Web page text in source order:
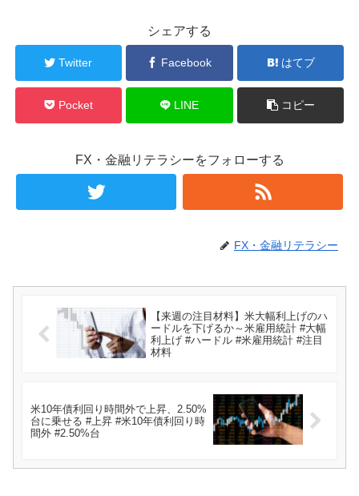
シェアする
Twitter Facebook はてブ
Pocket LINE コピー
FX・金融リテラシーをフォローする
FX・金融リテラシー
【来週の注目材料】米大幅利上げのハ
ードルを下げるか～米雇用統計 #大幅
利上げ #ハードル #米雇用統計 #注目
材料
米10年債利回り時間外で上昇、2.50%
台に乗せる #上昇 #米10年債利回り時
間外 #2.50%台